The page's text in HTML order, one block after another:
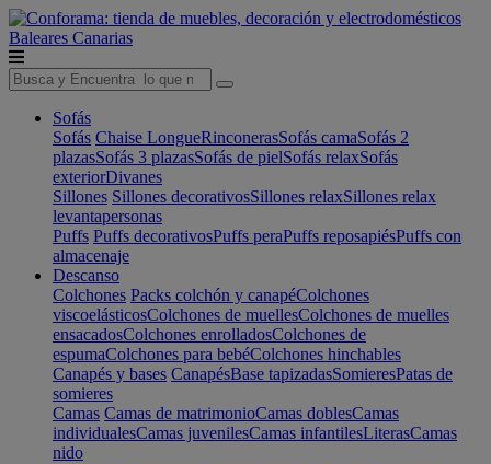
Baleares Canarias
Sofás
Sofás Chaise LongueRinconerasSofás camaSofás 2
plazasSofás 3 plazasSofás de pielSofás relaxSofás
exteriorDivanes
Sillones Sillones decorativosSillones relaxSillones relax
levantapersonas
Puffs Puffs decorativosPuffs peraPuffs reposapiésPuffs con
almacenaje
Descanso
Colchones Packs colchón y canapéColchones
viscoelásticosColchones de muellesColchones de muelles
ensacadosColchones enrolladosColchones de
espumaColchones para bebéColchones hinchables
Canapés y bases CanapésBase tapizadasSomieresPatas de
somieres
Camas Camas de matrimonioCamas doblesCamas
individualesCamas juvenilesCamas infantilesLiterasCamas
nido